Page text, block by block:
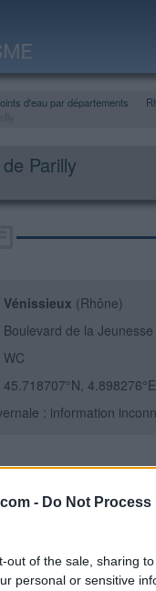
- Do Not
out of the sale, sharing
personal or sensitive
d'eau par départements
Parilly
Vénissieux (Rhône)
Boulevard de la Jeunesse
WC
45.718707°N, 4.898276°E
: information
verte et de l'anneau
visuels